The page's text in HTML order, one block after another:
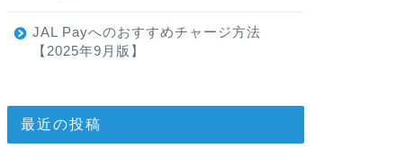
JAL Payへのおすすめチャージ方法
【2025年9月版】
最近の投稿